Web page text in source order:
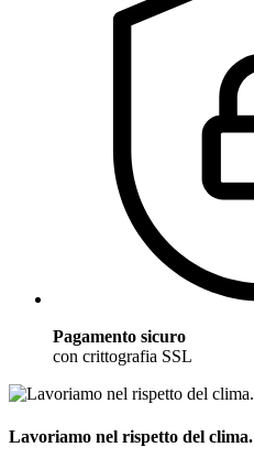
Pagamento sicuro
con crittografia SSL
Lavoriamo nel rispetto del clima.